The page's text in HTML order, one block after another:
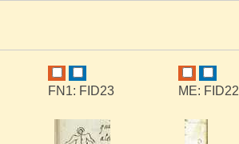
FN1: FID23 ME: FID22